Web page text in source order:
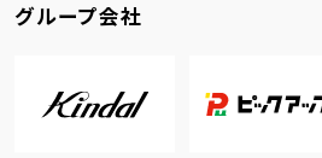
グループ会社